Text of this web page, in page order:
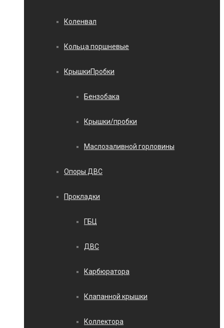
Коленвал
Кольца поршневые
КрышкиПробки
Бензобака
Крышки/пробки
Маслозаливной горловины
Опоры ДВС
Прокладки
ГБЦ
ДВС
Карбюратора
Клапанной крышки
Коллектора